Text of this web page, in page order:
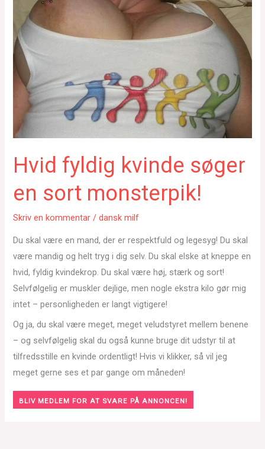
Hvid fyldig kvinde søger
en sort monsterpik!
Skriv en kommentar /dansk milf
Du skal være en mand, der er respektfuld og legesyg! Du skal
være mandig og helt tryg i dig selv. Du skal elske at kneppe en
hvid, fyldig kvindekrop. Du skal være høj, stærk og sort!
Selvfølgelig er muskler dejlige, men nogle ekstra kilo gør mig
intet – personligheden er langt vigtigere!
Og ja, du skal være meget, meget veludstyret mellem benene
– og selvfølgelig skal du også kunne bruge dit udstyr til at
tilfredsstille en kvinde ordentligt! Hvis vi klikker, så vil jeg
meget gerne ses et par gange om måneden!
BLIV MEDLEM FOR AT SVARE PÅ ANNONCEN!